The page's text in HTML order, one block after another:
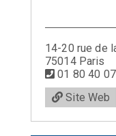
14-20 rue de
75014 Paris
01 80 40
Site Web